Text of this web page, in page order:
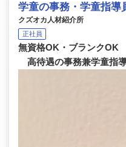
学童の事務・学童指導
クズオカ人材紹介所
正社員
無資格OK・ブランクOK
高待遇の事務兼学童指